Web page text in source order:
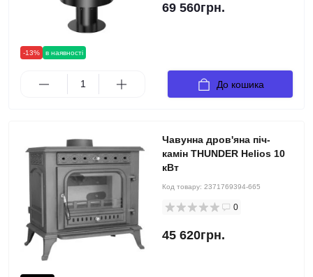
-13% в наявності
69 560грн.
До кошика
Чавунна дров'яна піч-
камін THUNDER Helios 10
кВт
Код товару: 2371769394-665
0
45 620грн.